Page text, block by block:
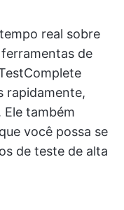
real sobre
de
rapidamente,
também
você possa se
de teste de alta